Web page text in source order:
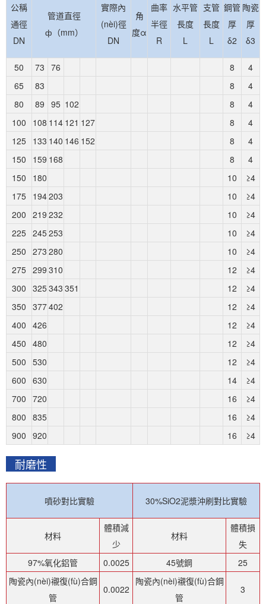
公稱
通徑
DN
管道直徑
ф（mm）
實際內
(nèi)徑
DN
角
度α
曲率
半徑
R
水平管
長度
L
支管
長度
L
鋼管
厚
δ2
陶瓷
厚
δ3
50 73 76 8
4
65
83 8
4
80
89 95 102 8
4
100
108 114 121 127 8
4
125 133 140 146 152 8
4
150
159 168 8
4
150
180 10
≥4
175 194203 10
≥4
200 219 232 10
≥4
225 245253 10
≥4
250 273 280 10
≥4
275 299 310 12
≥4
300 325343 351 12
≥4
350 377402 12
≥4
400 426 12
≥4
450 480 12
≥4
500 530 12
≥4
600 630 14
≥4
700 720 16
≥4
800 835 16
≥4
900 920 16 ≥4
耐磨性
噴砂對比實驗 30%SiO2泥漿沖刷對比實驗
材料
體積減
少
材料
體積損
失
97%氧化鋁管
0.0025 45號鋼
25
陶瓷內(nèi)襯復(fù)合鋼
管
0.0022
陶瓷內(nèi)襯復(fù)合鋼
管
3